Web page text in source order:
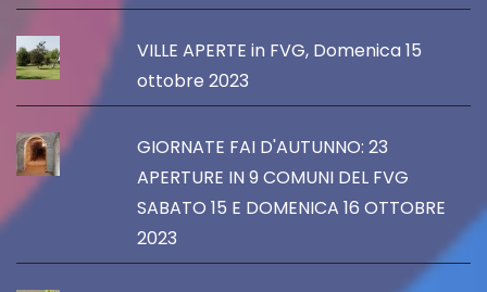
VILLE APERTE in FVG, Domenica 15
ottobre 2023
GIORNATE FAI D'AUTUNNO: 23
APERTURE IN 9 COMUNI DEL FVG
SABATO 15 E DOMENICA 16 OTTOBRE
2023